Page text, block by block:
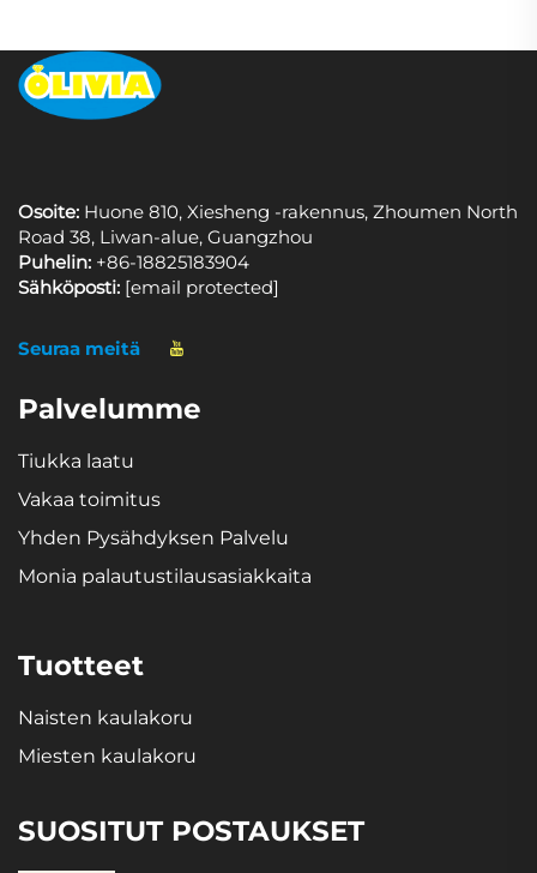
Osoite: Huone 810, Xiesheng -rakennus, Zhoumen North
Road 38, Liwan-alue, Guangzhou
Puhelin: +86-18825183904
Sähköposti: [email protected]
Seuraa meitä
Palvelumme
Tiukka laatu
Vakaa toimitus
Yhden Pysähdyksen Palvelu
Monia palautustilausasiakkaita
Tuotteet
Naisten kaulakoru
Miesten kaulakoru
SUOSITUT POSTAUKSET